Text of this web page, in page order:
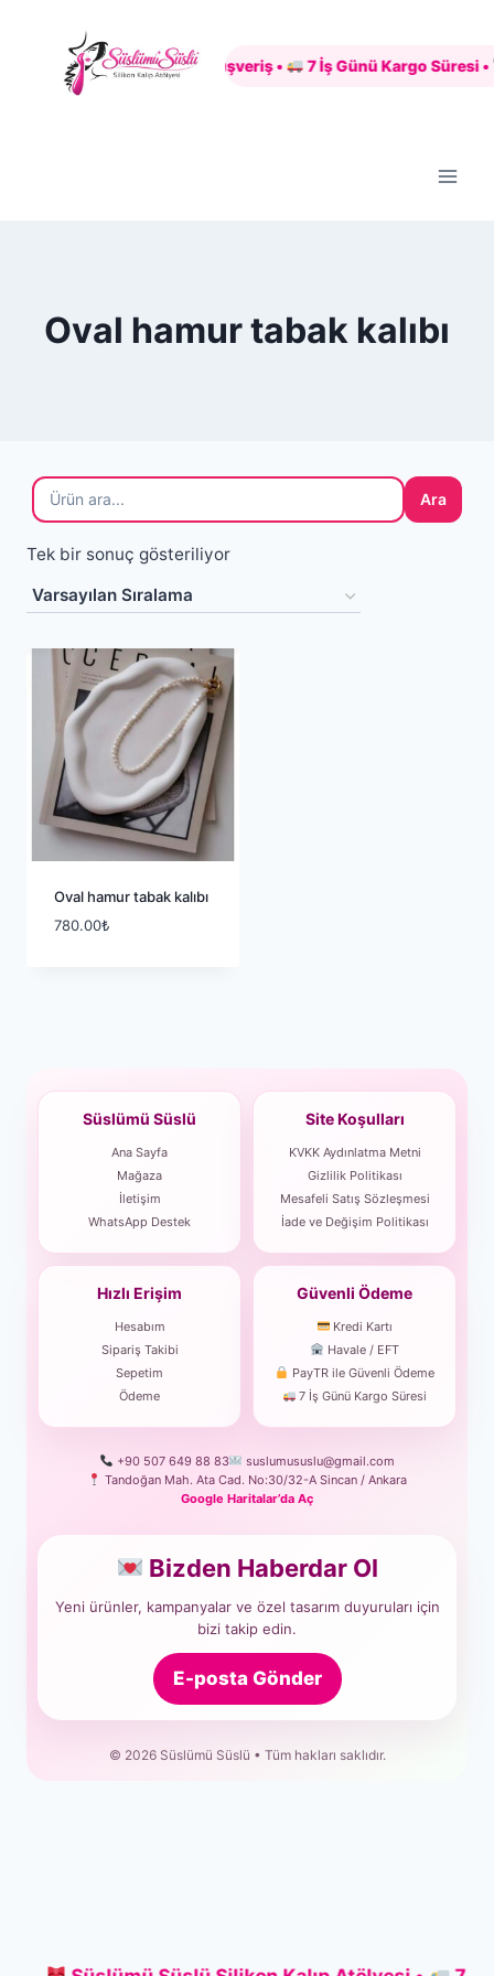
content
Güvenli Alışveriş • 7 İş Günü Kargo Süresi •
Oval hamur tabak kalıbı
Ara
Tek bir sonuç gösteriliyor
Oval hamur tabak kalıbı
780.00₺
Süslümü Süslü
Ana Sayfa
Mağaza
İletişim
WhatsApp Destek
Site Koşulları
KVKK Aydınlatma Metni
Gizlilik Politikası
Mesafeli Satış Sözleşmesi
İade ve Değişim Politikası
Hızlı Erişim
Hesabım
Sipariş Takibi
Sepetim
Ödeme
Güvenli Ödeme
Kredi Kartı
Havale / EFT
PayTR ile Güvenli Ödeme
7 İş Günü Kargo Süresi
+90 507 649 88 83
suslumususlu@gmail.com
Tandoğan Mah. Ata Cad. No:30/32-A Sincan / Ankara
Google Haritalar’da Aç
Bizden Haberdar Ol
Yeni ürünler, kampanyalar ve özel tasarım duyuruları için
bizi takip edin.
E-posta Gönder
© 2026 Süslümü Süslü • Tüm hakları saklıdır.